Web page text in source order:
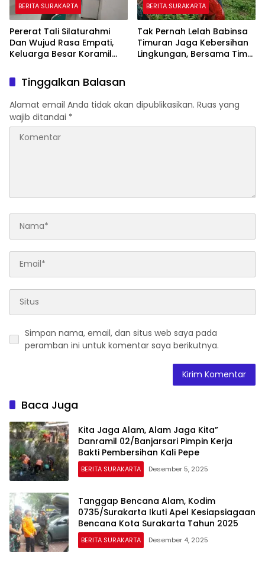
BERITA SURAKARTA
Pererat Tali Silaturahmi
Dan Wujud Rasa Empati,
Keluarga Besar Koramil
Anggota Yang Sakit
BERITA SURAKARTA
Tak Pernah Lelah Babinsa
Timuran Jaga Kebersihan
Lingkungan, Bersama Tim
Tinggalkan Balasan
Alamat email Anda tidak akan dipublikasikan. Ruas yang
wajib ditandai *
Simpan nama, email, dan situs web saya pada
peramban ini untuk komentar saya berikutnya.
Baca Juga
Kita Jaga Alam, Alam Jaga Kita”
Danramil 02/Banjarsari Pimpin Kerja
Bakti Pembersihan Kali Pepe
BERITA SURAKARTA Desember 5, 2025
Tanggap Bencana Alam, Kodim
0735/Surakarta Ikuti Apel Kesiapsiagaan
Bencana Kota Surakarta Tahun 2025
BERITA SURAKARTA Desember 4, 2025